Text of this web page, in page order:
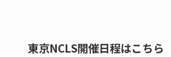
東京NCLS開催日程はこちら